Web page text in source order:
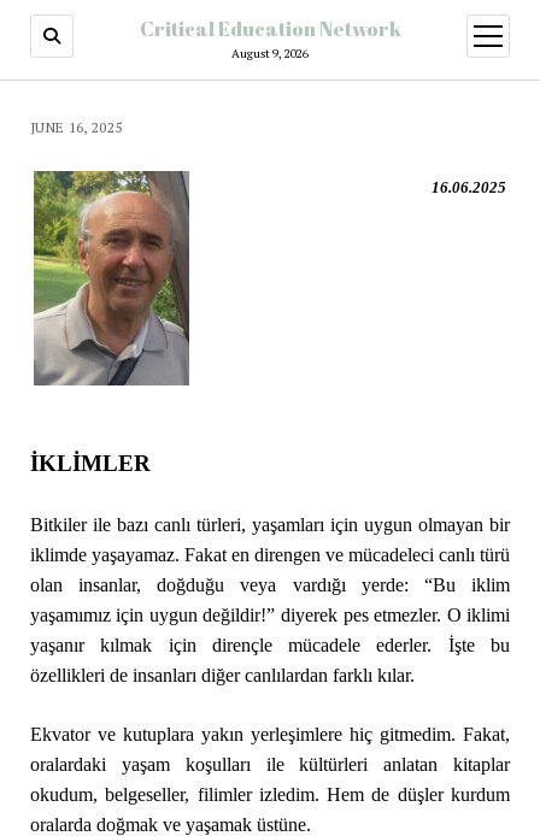
Critical Education Network
August 9, 2026
JUNE 16, 2025
16.06.2025
İKLİMLER
Bitkiler ile bazı canlı türleri, yaşamları için uygun olmayan bir
iklimde yaşayamaz. Fakat en direngen ve mücadeleci canlı türü
olan insanlar, doğduğu veya vardığı yerde: “Bu iklim
yaşamımız için uygun değildir!” diyerek pes etmezler. O iklimi
yaşanır kılmak için dirençle mücadele ederler. İşte bu
özellikleri de insanları diğer canlılardan farklı kılar.
Ekvator ve kutuplara yakın yerleşimlere hiç gitmedim. Fakat,
oralardaki yaşam koşulları ile kültürleri anlatan kitaplar
okudum, belgeseller, filimler izledim. Hem de düşler kurdum
oralarda doğmak ve yaşamak üstüne.